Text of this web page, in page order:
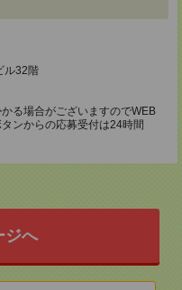
ル32階
る場合がございますのでWEB
ンからの応募受付は24時間
ジへ